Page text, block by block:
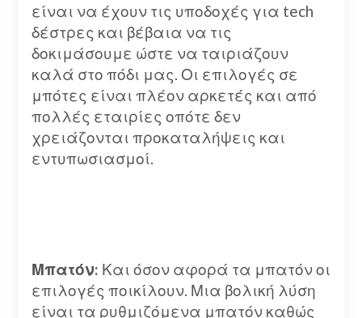
είναι να έχουν τις υποδοχές για tech
δέστρες και βέβαια να τις
δοκιμάσουμε ώστε να ταιριάζουν
καλά στο πόδι μας. Οι επιλογές σε
μπότες είναι πλέον αρκετές και από
πολλές εταιρίες οπότε δεν
χρειάζονται προκαταλήψεις και
εντυπωσιασμοί.
Μπατόν: Και όσον αφορά τα μπατόν οι
επιλογές ποικίλουν. Μια βολική λύση
είναι τα ρυθμιζόμενα μπατόν καθώς